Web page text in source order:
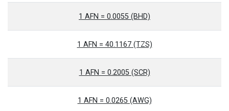
1 AFN = 0.0055 (BHD)
1 AFN = 40.1167 (TZS)
1 AFN = 0.2005 (SCR)
1 AFN = 0.0265 (AWG)